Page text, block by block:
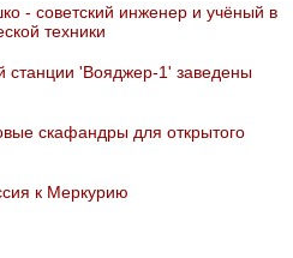
- советский инженер и учёный в
техники
станции 'Вояджер-1' заведены
скафандры для открытого
к Меркурию